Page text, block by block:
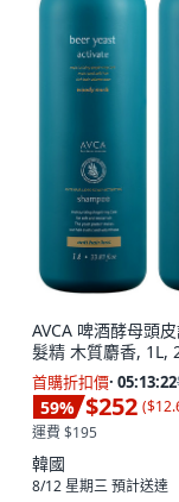
AVCA 啤酒酵母頭
髮精 木質麝香, 1L,
首購折扣價· 05:13:21
59% $252 (
運費 $195
韓國
8/12 星期三預計送達